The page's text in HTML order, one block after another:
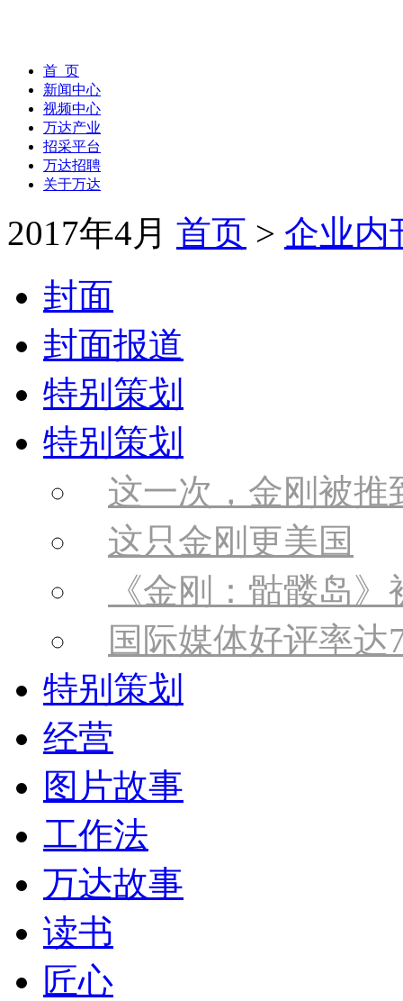
首 页
新闻中心
视频中心
万达产业
招采平台
万达招聘
关于万达
2017年4月 首页 > 企业内
封面
封面报道
特别策划
特别策划
这一次，金刚被推
这只金刚更美国
《金刚：骷髅岛
国际媒体好评率达
特别策划
经营
图片故事
工作法
万达故事
读书
匠心